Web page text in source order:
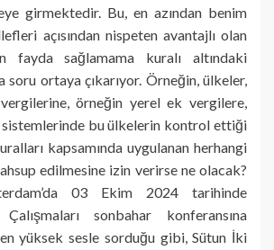
girmektedir. Bu, en azından benim
açısından nispeten avantajlı olan
fayda sağlamama kuralı altındaki
soru ortaya çıkarıyor. Örneğin, ülkeler,
örneğin yerel ek vergilere,
bu ülkelerin kontrol ettiği
kapsamında uygulanan herhangi
edilmesine izin verirse ne olacak?
03 Ekim 2024 tarihinde
sonbahar konferansına
yüksek sesle sorduğu gibi, Sütun İki